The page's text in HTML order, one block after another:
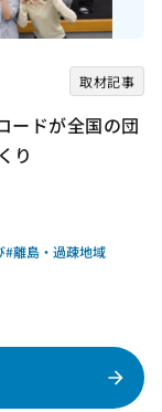
取材記事
ードが全国の団
り
#離島・過疎地域